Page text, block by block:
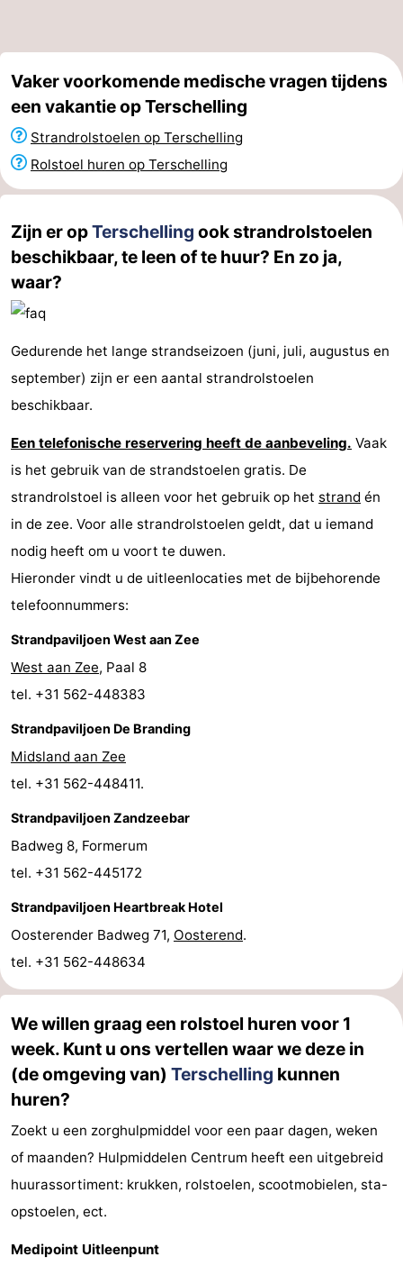
Route
-
Boot
Waddenhoppen
Reisboekenwinkel
Nieuws
Medische
adressen
Regio
-
Leeuwarden
Waddeneilanden
-
Schiermonnikoog
-
Ameland
-
Vlieland
-
Texel
Weer
Vaker voorkomende medische vragen tijdens
een vakantie op Terschelling
Strandrolstoelen op Terschelling
Rolstoel huren op Terschelling
Zijn er opTerschelling ook strandrolstoelen
beschikbaar, te leen of te huur? En zo ja,
waar?
Gedurende het lange strandseizoen (juni, juli, augustus en
september) zijn er een aantal strandrolstoelen
beschikbaar.
Een telefonische reservering heeft de aanbeveling. Vaak
is het gebruik van de strandstoelen gratis. De
strandrolstoel is alleen voor het gebruik op het strand én
in de zee. Voor alle strandrolstoelen geldt, dat u iemand
nodig heeft om u voort te duwen.
Hieronder vindt u de uitleenlocaties met de bijbehorende
telefoonnummers:
Strandpaviljoen West aan Zee
West aan Zee, Paal 8
tel. +31 562-448383
Strandpaviljoen De Branding
Midsland aan Zee
tel. +31 562-448411.
Strandpaviljoen Zandzeebar
Badweg 8, Formerum
tel. +31 562-445172
Strandpaviljoen Heartbreak Hotel
Oosterender Badweg 71, Oosterend.
tel. +31 562-448634
We willen graag een rolstoel huren voor 1
week. Kunt u ons vertellen waar we deze in
(de omgeving van) Terschelling kunnen
huren?
Zoekt u een zorghulpmiddel voor een paar dagen, weken
of maanden? Hulpmiddelen Centrum heeft een uitgebreid
huurassortiment: krukken, rolstoelen, scootmobielen, sta-
opstoelen, ect.
Medipoint Uitleenpunt